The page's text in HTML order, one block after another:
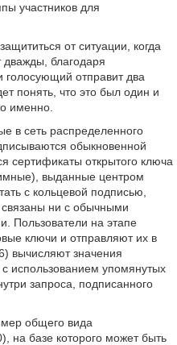
участников для
от ситуации, когда
дважды, благодаря
голосующий отправит два
понять, что это был один и
именно.
в сеть распределенного
обыкновенной
сертификаты открытого ключа
выданные центром
с кольцевой подписью,
ни с обычными
Пользователи на этапе
ключи и отправляют их в
вычисляют значения
использованием упомянутых
запроса, подписанного
общего вида
на базе которого может быть